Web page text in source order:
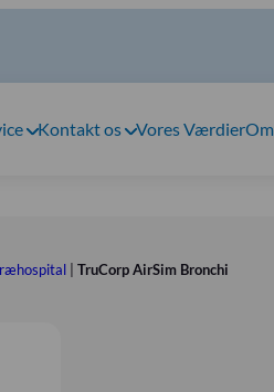
Kontakt os Vores Værdier
|TruCorp AirSim Bronchi